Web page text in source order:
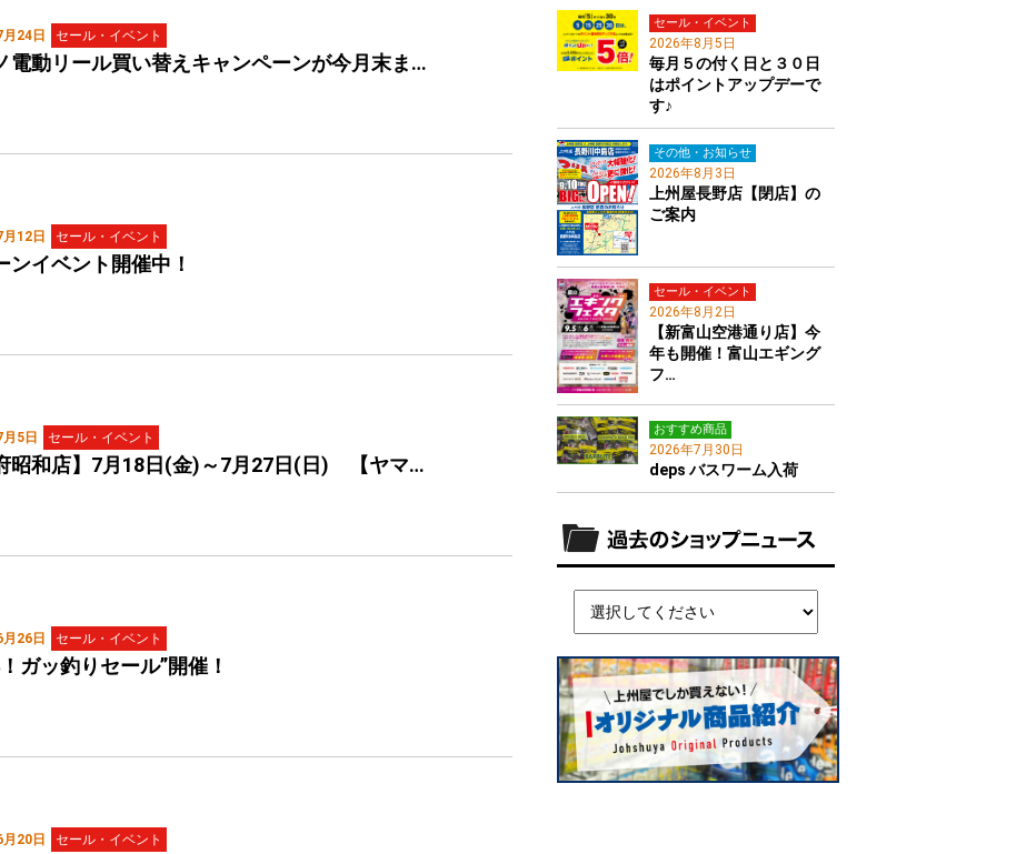
24日 セール・イベント
電動リール買い替えキャンペーンが今月末ま…
12日 セール・イベント
ンイベント開催中！
5日 セール・イベント
昭和店】7月18日(金)～7月27日(日) 【ヤマ…
26日 セール・イベント
ガッ釣りセール”開催！
20日 セール・イベント
セール・イベント
2026年8月5日
毎月５の付く日と３０日
はポイントアップデーで
す♪
その他・お知らせ
2026年8月3日
上州屋長野店【閉店】の
ご案内
セール・イベント
2026年8月2日
【新富山空港通り店】今
年も開催！富山エギング
フ…
おすすめ商品
2026年7月30日
deps バスワーム入荷